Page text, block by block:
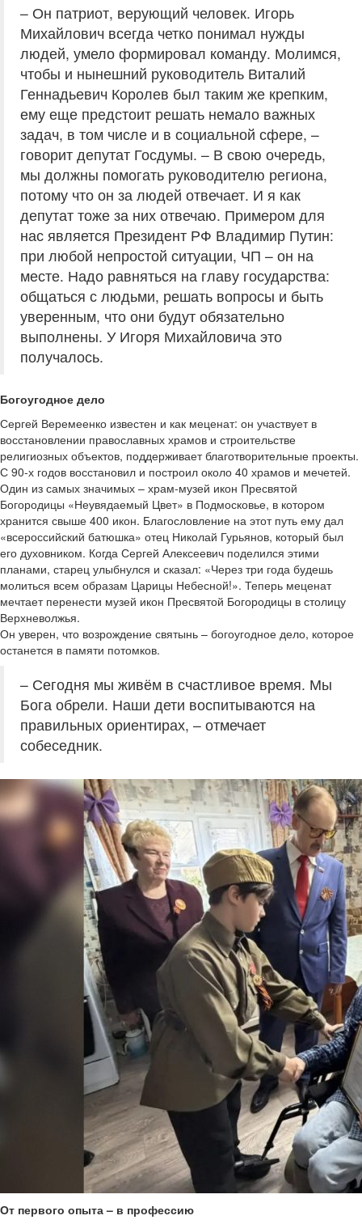
– Он патриот, верующий человек. Игорь
Михайлович всегда четко понимал нужды
людей, умело формировал команду. Молимся,
чтобы и нынешний руководитель Виталий
Геннадьевич Королев был таким же крепким,
ему еще предстоит решать немало важных
задач, в том числе и в социальной сфере, –
говорит депутат Госдумы. – В свою очередь,
мы должны помогать руководителю региона,
потому что он за людей отвечает. И я как
депутат тоже за них отвечаю. Примером для
нас является Президент РФ Владимир Путин:
при любой непростой ситуации, ЧП – он на
месте. Надо равняться на главу государства:
общаться с людьми, решать вопросы и быть
уверенным, что они будут обязательно
выполнены. У Игоря Михайловича это
получалось.
Богоугодное дело
Сергей Веремеенко известен и как меценат: он участвует в
восстановлении православных храмов и строительстве
религиозных объектов, поддерживает благотворительные проекты.
С 90-х годов восстановил и построил около 40 храмов и мечетей.
Один из самых значимых – храм-музей икон Пресвятой
Богородицы «Неувядаемый Цвет» в Подмосковье, в котором
хранится свыше 400 икон. Благословление на этот путь ему дал
«всероссийский батюшка» отец Николай Гурьянов, который был
его духовником. Когда Сергей Алексеевич поделился этими
планами, старец улыбнулся и сказал: «Через три года будешь
молиться всем образам Царицы Небесной!». Теперь меценат
мечтает перенести музей икон Пресвятой Богородицы в столицу
Верхневолжья.
Он уверен, что возрождение святынь – богоугодное дело, которое
останется в памяти потомков.
– Сегодня мы живём в счастливое время. Мы
Бога обрели. Наши дети воспитываются на
правильных ориентирах, – отмечает
собеседник.
От первого опыта – в профессию